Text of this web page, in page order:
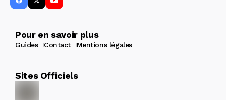
Pour en savoir plus
Guides Contact Mentions légales
Sites Officiels